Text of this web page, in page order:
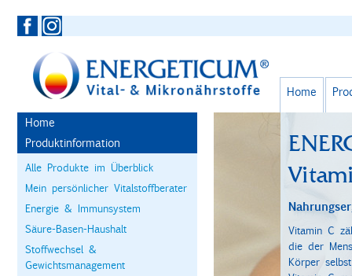
Home
Home
Produktinformation
Alle Produkte im Überblick
Mein persönlicher Vitalstoffberater
Energie & Immunsystem
Säure-Basen-Haushalt
Stoffwechsel &
Gewichtsmanagement
Vitamin C
die der
Körper